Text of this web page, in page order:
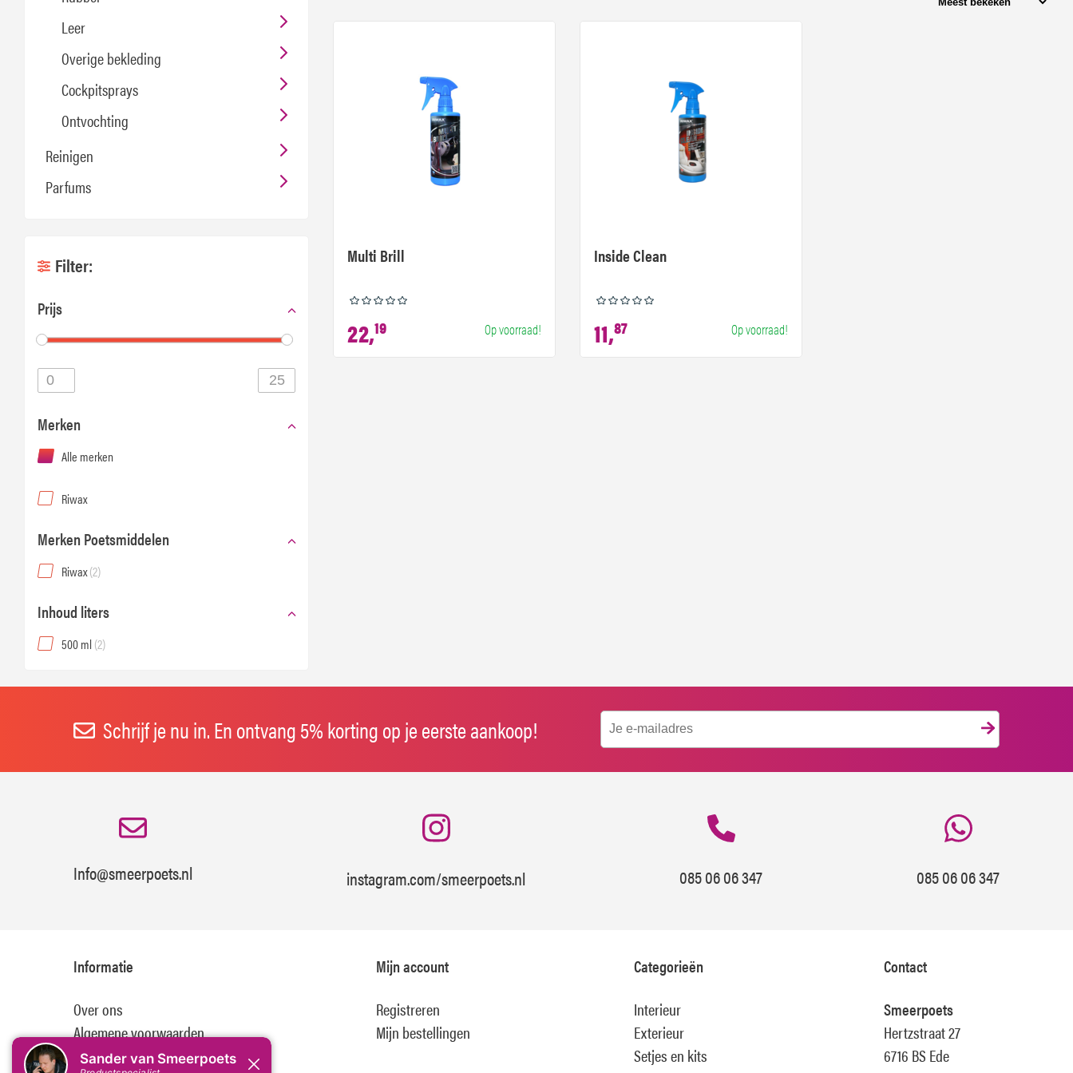
Leer
Overige bekleding
Cockpitsprays
Ontvochting
Reinigen
Parfums
Filter:
Prijs
Merken
Alle merken
Riwax
Merken Poetsmiddelen
Riwax(2)
Inhoud liters
500 ml(2)
Multi Brill
22,19 Op voorraad!
Inside Clean
11,87 Op voorraad!
Schrijf je nu in. En ontvang 5% korting op je eerste aankoop!
Info@smeerpoets.nl instagram.com/smeerpoets.nl 085 06 06 347 085 06 06 347
Informatie
Over ons
Algemene voorwaarden
Disclaimer
Mijn account
Registreren
Mijn bestellingen
Categorieën
Interieur
Exterieur
Setjes en kits
Contact
Smeerpoets
Hertzstraat 27
6716 BS Ede